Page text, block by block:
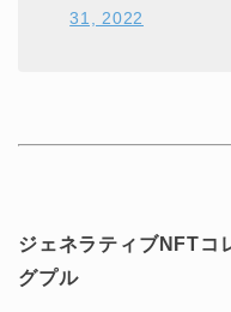
31, 2022
ジェネラティブNFTコ
グプル